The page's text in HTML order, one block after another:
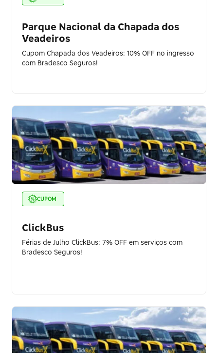
Parque Nacional da Chapada dos
Veadeiros
Cupom Chapada dos Veadeiros: 10% OFF no ingresso
com Bradesco Seguros!
CUPOM
ClickBus
Férias de Julho ClickBus: 7% OFF em serviços com
Bradesco Seguros!